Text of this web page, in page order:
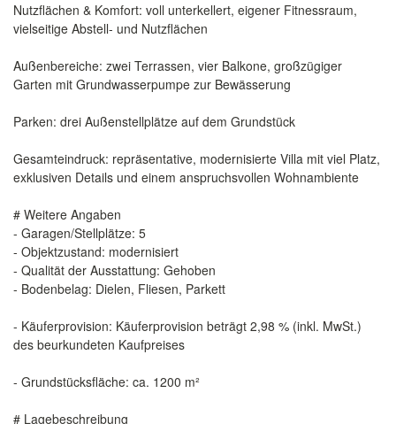
Nutzflächen & Komfort: voll unterkellert, eigener Fitnessraum,
vielseitige Abstell- und Nutzflächen
Außenbereiche: zwei Terrassen, vier Balkone, großzügiger
Garten mit Grundwasserpumpe zur Bewässerung
Parken: drei Außenstellplätze auf dem Grundstück
Gesamteindruck: repräsentative, modernisierte Villa mit viel Platz,
exklusiven Details und einem anspruchsvollen Wohnambiente
# Weitere Angaben
- Garagen/Stellplätze: 5
- Objektzustand: modernisiert
- Qualität der Ausstattung: Gehoben
- Bodenbelag: Dielen, Fliesen, Parkett
- Käuferprovision: Käuferprovision beträgt 2,98 % (inkl. MwSt.)
des beurkundeten Kaufpreises
- Grundstücksfläche: ca. 1200 m²
# Lagebeschreibung